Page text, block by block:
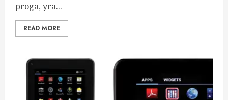
proga, yra...
READ MORE